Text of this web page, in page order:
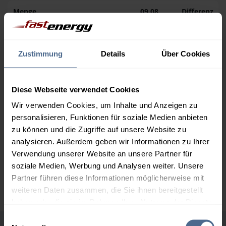
Zustimmung Details Über Cookies
Diese Webseite verwendet Cookies
Wir verwenden Cookies, um Inhalte und Anzeigen zu
personalisieren, Funktionen für soziale Medien anbieten
zu können und die Zugriffe auf unsere Website zu
analysieren. Außerdem geben wir Informationen zu Ihrer
Verwendung unserer Website an unsere Partner für
soziale Medien, Werbung und Analysen weiter. Unsere
Partner führen diese Informationen möglicherweise mit
weiteren Daten zusammen, die Sie ihnen bereitgestellt
Menge
09.08.
Differenz
154,92 €
3.000 Liter
153,04 €
153,04 €
0,00 €
5.000 Liter
150,96 €
150,96 €
0,00 €
Preise für Heizöl in Standardqualität nach Ö-Norm C 1109 in € / 100
Liter inkl. MwSt. und Lieferung bei einer Lieferstelle.